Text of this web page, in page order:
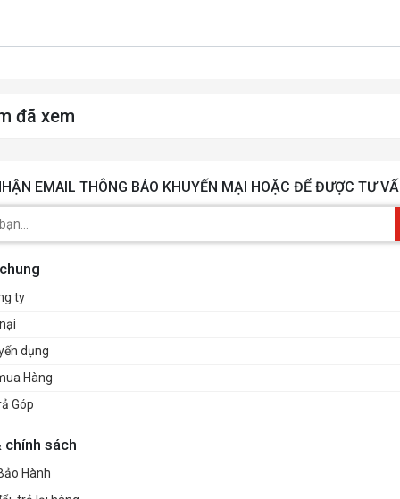
đã xem
EMAIL THÔNG BÁO KHUYẾN MẠI HOẶC ĐỂ ĐƯỢC TƯ
ty
dụng
Hàng
Góp
chính sách
Hành